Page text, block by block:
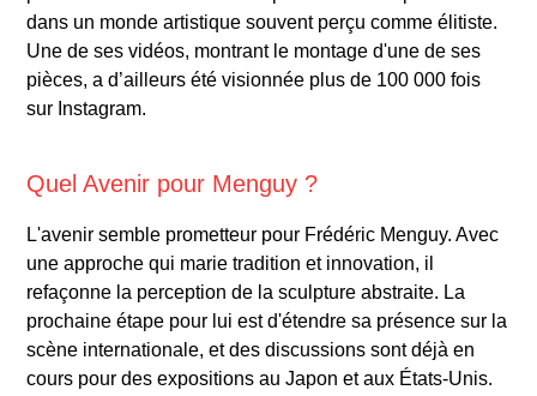
dans un monde artistique souvent perçu comme élitiste.
Une de ses vidéos, montrant le montage d'une de ses
pièces, a d’ailleurs été visionnée plus de 100 000 fois
sur Instagram.
Quel Avenir pour Menguy ?
L'avenir semble prometteur pour Frédéric Menguy. Avec
une approche qui marie tradition et innovation, il
refaçonne la perception de la sculpture abstraite. La
prochaine étape pour lui est d'étendre sa présence sur la
scène internationale, et des discussions sont déjà en
cours pour des expositions au Japon et aux États-Unis.